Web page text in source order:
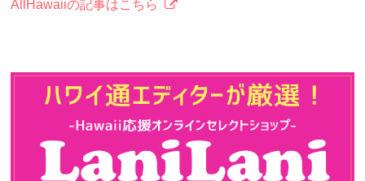
AllHawaiiの記事はこちら